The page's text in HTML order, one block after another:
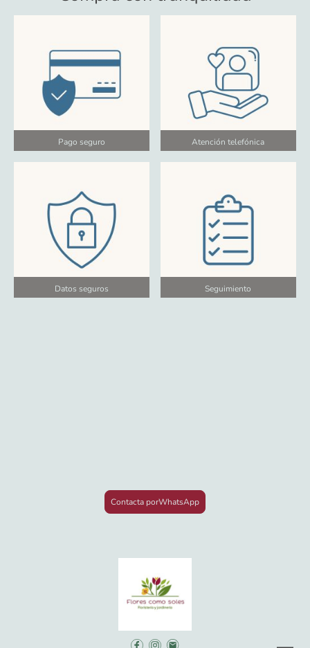
Pago seguro Atención telefónica
Datos seguros Seguimiento
Contacta porWhatsApp